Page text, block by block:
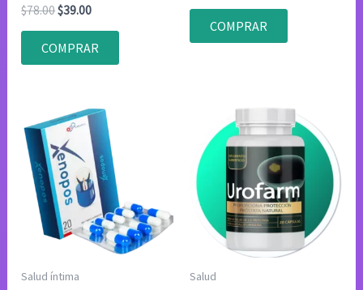
Valorado
con
4.83
$78.00El
original
era:
$39.00El
actual
es:
COMPRAR
Valorado
4.75
de 5
COMPRAR
Salud íntima Salud